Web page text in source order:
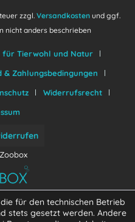
zzgl. Versandkosten und ggf.
nicht anders beschrieben
Tierwohl und Natur
& Zahlungsbedingungen
Widerrufsrecht
für den technischen Betrieb
stets gesetzt werden. Andere